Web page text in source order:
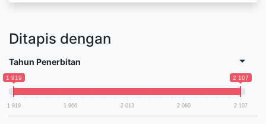
Ditapis dengan
Tahun Penerbitan
1 919 2 107
1 919 1 966 2 013 2 060 2 107